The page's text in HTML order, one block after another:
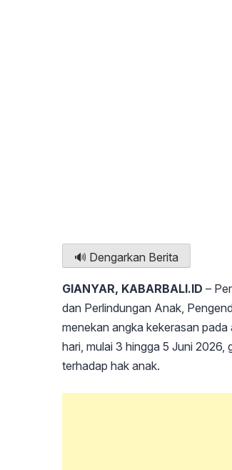
🔊 Dengarkan Berita
GIANYAR, KABARBALI.ID –
dan Perlindungan Anak,
menekan angka kekerasan
hari, mulai 3 hingga 5 Juni
terhadap hak anak.